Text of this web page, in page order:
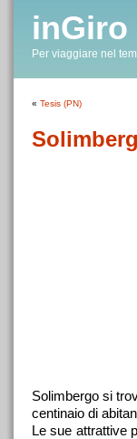
inGiro
Per viaggiare nel
« Tesis (PN)
Solimbergo si
centinaio di
Le sue attrattive